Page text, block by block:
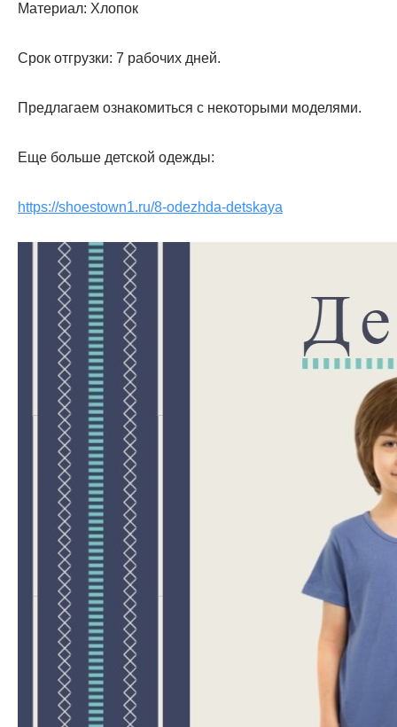
Материал: Хлопок
Срок отгрузки: 7 рабочих дней.
Предлагаем ознакомиться с некоторыми моделями.
Еще больше детской одежды:
https://shoestown1.ru/8-odezhda-detskaya